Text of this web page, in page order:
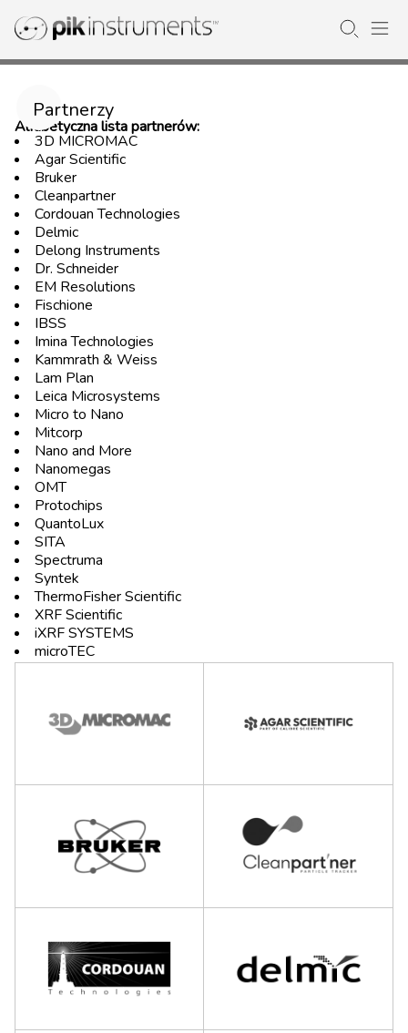
Partnerzy
Alfabetyczna lista partnerów:
3D MICROMAC
Agar Scientific
Bruker
Cleanpartner
Cordouan Technologies
Delmic
Delong Instruments
Dr. Schneider
EM Resolutions
Fischione
IBSS
Imina Technologies
Kammrath & Weiss
Lam Plan
Leica Microsystems
Micro to Nano
Mitcorp
Nano and More
Nanomegas
OMT
Protochips
QuantoLux
SITA
Spectruma
Syntek
ThermoFisher Scientific
XRF Scientific
iXRF SYSTEMS
microTEC